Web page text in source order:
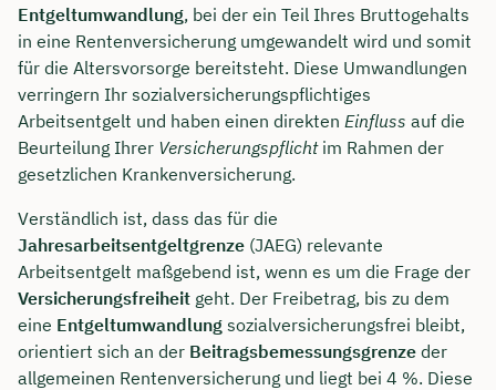
Entgeltumwandlung, bei der ein Teil Ihres Bruttogehalts
in eine Rentenversicherung umgewandelt wird und somit
für die Altersvorsorge bereitsteht. Diese Umwandlungen
verringern Ihr sozialversicherungspflichtiges
Arbeitsentgelt und haben einen direkten Einfluss auf die
Beurteilung Ihrer Versicherungspflichtim Rahmen der
gesetzlichen Krankenversicherung.
Verständlich ist, dass das für die
Jahresarbeitsentgeltgrenze (JAEG) relevante
Arbeitsentgelt maßgebend ist, wenn es um die Frage der
Versicherungsfreiheit geht. Der Freibetrag, bis zu dem
eine Entgeltumwandlung sozialversicherungsfrei bleibt,
orientiert sich an der Beitragsbemessungsgrenze der
allgemeinen Rentenversicherung und liegt bei 4 %. Diese